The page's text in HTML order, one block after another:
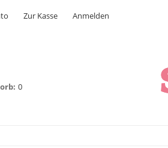
Zur Kasse Anmelden
0